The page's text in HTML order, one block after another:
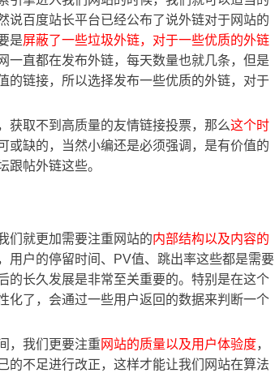
说百度站长平台已经公布了说外链对于网站的
是屏蔽了一些垃圾外链，对于一些优质的外链
一直都在发布外链，每天数量也就几条，但是
的链接，所以选择发布一些优质的外链，对于
取不到高质量的友情链接投票，那么这个时
或缺的，当然小编还是必须强调，是有价值的
跟帖外链这些。
就更加需要注重网站的内部结构以及内容的
用户的停留时间、PV值、跳出率这些都是需要
的长久发展是非常至关重要的。特别是在这个
化了，会通过一些用户返回的数据来判断一个
，我们更要注重 网站的质量以及用户体验度，
的不足进行改正，这样才能让我们网站在算法